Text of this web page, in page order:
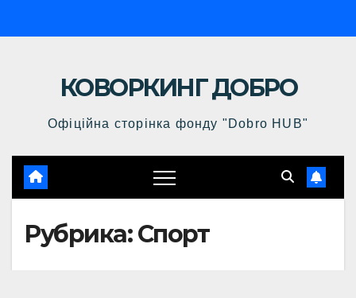
к
КОВОРКИНГ ДОБРО
Офіційна сторінка фонду "Dobro HUB"
Рубрика:Спорт